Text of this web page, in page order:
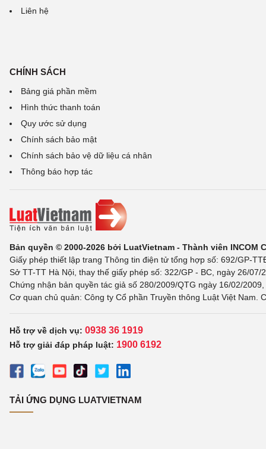
Liên hệ
CHÍNH SÁCH
Bảng giá phần mềm
Hình thức thanh toán
Quy ước sử dụng
Chính sách bảo mật
Chính sách bảo vệ dữ liệu cá nhân
Thông báo hợp tác
Bản quyền © 2000-2026 bởi LuatVietnam - Thành viên INCOM
Giấy phép thiết lập trang Thông tin điện tử tổng hợp số: 692/GP-
Sở TT-TT Hà Nội, thay thế giấy phép số: 322/GP - BC, ngày 26/
Chứng nhận bản quyền tác giả số 280/2009/QTG ngày 16/02/
Cơ quan chủ quản: Công ty Cổ phần Truyền thông Luật Việt Nam.
Hỗ trợ về dịch vụ: 0938 36 1919
Hỗ trợ giải đáp pháp luật: 1900 6192
TẢI ỨNG DỤNG LUATVIETNAM